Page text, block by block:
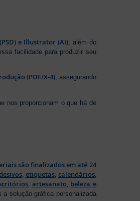
e Illustrator (AI), além do
facilidade para produzir seu
(PDF/X-4), assegurando
nos proporcionam o que há de
são finalizados em até 24
, etiquetas, calendários,
, artesanato, beleza e
solução gráfica personalizada